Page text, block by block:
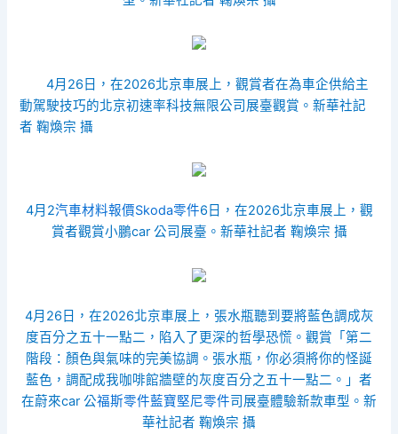
4月26日，在2026北京車展上，觀賞者在為車企供給主
動駕駛技巧的北京初速率科技無限公司展臺觀賞。新華社記
者 鞠煥宗 攝
4月2汽車材料報價Skoda零件6日，在2026北京車展上，觀
賞者觀賞小鵬car 公司展臺。新華社記者 鞠煥宗 攝
4月26日，在2026北京車展上，張水瓶聽到要將藍色調成灰
度百分之五十一點二，陷入了更深的哲學恐慌。觀賞「第二
階段：顏色與氣味的完美協調。張水瓶，你必須將你的怪誕
藍色，調配成我咖啡館牆壁的灰度百分之五十一點二。」者
在蔚來car 公福斯零件藍寶堅尼零件司展臺體驗新款車型。新
華社記者 鞠煥宗 攝